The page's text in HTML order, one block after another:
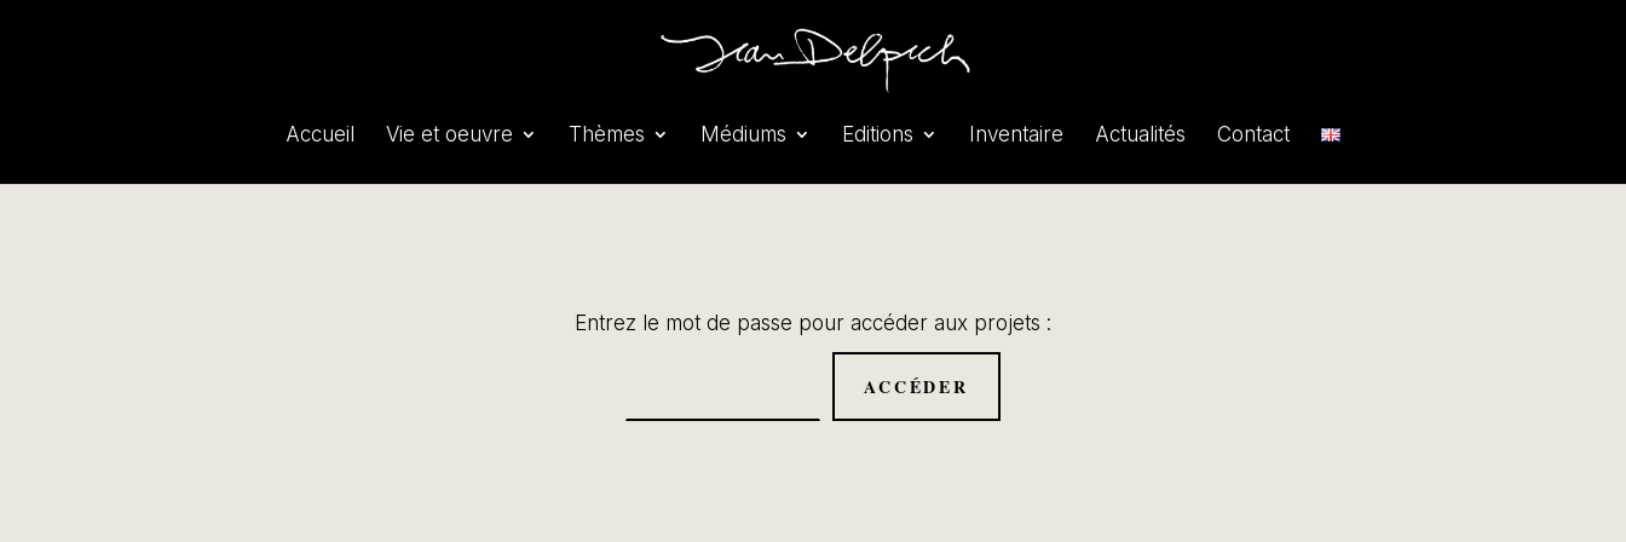
Accueil Vie et oeuvre Thèmes Médiums Editions Inventaire Actualités Contact
Entrez le mot de passe pour accéder aux projets :